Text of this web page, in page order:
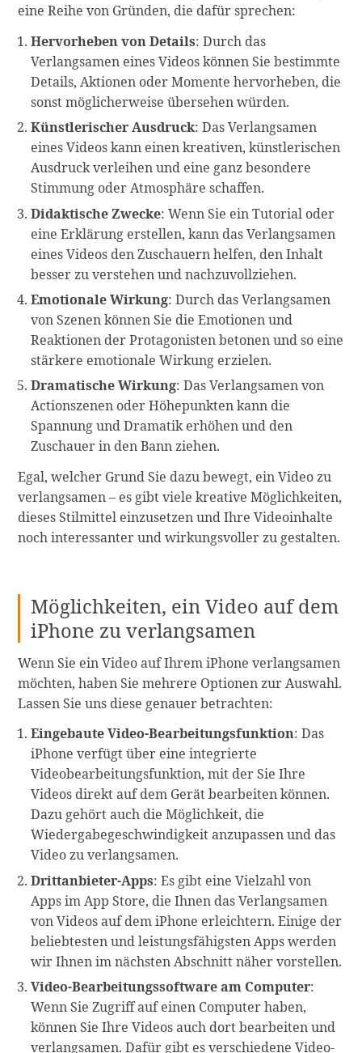
eine Reihe von Gründen, die dafür sprechen:
Hervorheben von Details: Durch das
Verlangsamen eines Videos können Sie bestimmte
Details, Aktionen oder Momente hervorheben, die
sonst möglicherweise übersehen würden.
Künstlerischer Ausdruck: Das Verlangsamen
eines Videos kann einen kreativen, künstlerischen
Ausdruck verleihen und eine ganz besondere
Stimmung oder Atmosphäre schaffen.
Didaktische Zwecke: Wenn Sie ein Tutorial oder
eine Erklärung erstellen, kann das Verlangsamen
eines Videos den Zuschauern helfen, den Inhalt
besser zu verstehen und nachzuvollziehen.
Emotionale Wirkung: Durch das Verlangsamen
von Szenen können Sie die Emotionen und
Reaktionen der Protagonisten betonen und so eine
stärkere emotionale Wirkung erzielen.
Dramatische Wirkung: Das Verlangsamen von
Actionszenen oder Höhepunkten kann die
Spannung und Dramatik erhöhen und den
Zuschauer in den Bann ziehen.
Egal, welcher Grund Sie dazu bewegt, ein Video zu
verlangsamen – es gibt viele kreative Möglichkeiten,
dieses Stilmittel einzusetzen und Ihre Videoinhalte
noch interessanter und wirkungsvoller zu gestalten.
Möglichkeiten, ein Video auf dem
iPhone zu verlangsamen
Wenn Sie ein Video auf Ihrem iPhone verlangsamen
möchten, haben Sie mehrere Optionen zur Auswahl.
Lassen Sie uns diese genauer betrachten:
Eingebaute Video-Bearbeitungsfunktion: Das
iPhone verfügt über eine integrierte
Videobearbeitungsfunktion, mit der Sie Ihre
Videos direkt auf dem Gerät bearbeiten können.
Dazu gehört auch die Möglichkeit, die
Wiedergabegeschwindigkeit anzupassen und das
Video zu verlangsamen.
Drittanbieter-Apps: Es gibt eine Vielzahl von
Apps im App Store, die Ihnen das Verlangsamen
von Videos auf dem iPhone erleichtern. Einige der
beliebtesten und leistungsfähigsten Apps werden
wir Ihnen im nächsten Abschnitt näher vorstellen.
Video-Bearbeitungssoftware am Computer:
Wenn Sie Zugriff auf einen Computer haben,
können Sie Ihre Videos auch dort bearbeiten und
verlangsamen. Dafür gibt es verschiedene Video-